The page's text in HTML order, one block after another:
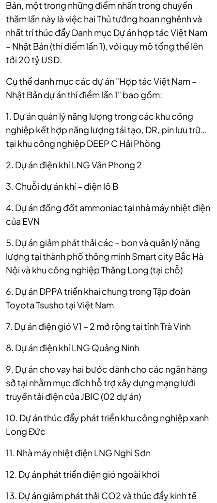
Bản, một trong những điểm nhấn trong chuyến
thăm lần này là việc hai Thủ tướng hoan nghênh và
nhất trí thúc đẩy Danh mục Dự án hợp tác Việt Nam
– Nhật Bản (thí điểm lần 1), với quy mô tổng thể lên
tới 20 tỷ USD.
Cụ thể danh mục các dự án "Hợp tác Việt Nam –
Nhật Bản dự án thí điểm lần 1" bao gồm:
1. Dự án quản lý năng lượng trong các khu công
nghiệp kết hợp năng lượng tái tạo, DR, pin lưu trữ…
tại khu công nghiệp DEEP C Hải Phòng
2. Dự án điện khí LNG Vân Phong 2
3. Chuỗi dự án khí – điện lô B
4. Dự án đồng đốt ammoniac tại nhà máy nhiệt điện
của EVN
5. Dự án giảm phát thải các – bon và quản lý năng
lượng tại thành phố thông minh Smart city Bắc Hà
Nội và khu công nghiệp Thăng Long (tại chỗ)
6. Dự án DPPA triển khai chung trong Tập đoàn
Toyota Tsusho tại Việt Nam
7. Dự án điện gió V1 – 2 mở rộng tại tỉnh Trà Vinh
8. Dự án điện khí LNG Quảng Ninh
9. Dự án cho vay hai bước dành cho các ngân hàng
sở tại nhằm mục đích hỗ trợ xây dựng mạng lưới
truyền tải điện của JBIC (02 dự án)
10. Dự án thúc đẩy phát triển khu công nghiệp xanh
Long Đức
11. Nhà máy nhiệt điện LNG Nghi Sơn
12. Dự án phát triển điện gió ngoài khơi
13. Dự án giảm phát thải CO2 và thúc đẩy kinh tế